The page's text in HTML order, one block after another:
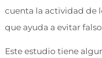
cuenta la actividad de
que ayuda a evitar
Este estudio tiene